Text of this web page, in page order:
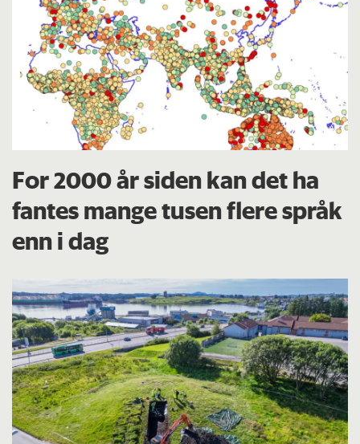
For 2000 år siden kan det ha
fantes mange tusen flere språk
enn i dag